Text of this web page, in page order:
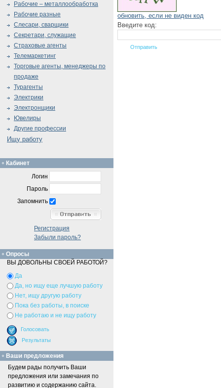
обновить, если не виден код
Введите код:
Рабочие – металлообработка
Рабочие разные
Слесари, сварщики
Секретари, служащие
Страховые агенты
Телемаркетинг
Торговые агенты, менеджеры по
продаже
Турагенты
Электрики
Электронщики
Ювелиры
Другие профессии
Ищу работу
Кабинет
Логин
Пароль
Запомнить
Регистрация
Забыли пароль?
Опросы
ВЫ ДОВОЛЬНЫ СВОЕЙ РАБОТОЙ?
Да
Да, но ищу еще лучшую работу
Нет, ищу другую работу
Пока без работы, в поиске
Не работаю и не ищу работу
Ваши предложения
Будем рады получить Ваши
предложения или замечания по
развитию и содержанию сайта.